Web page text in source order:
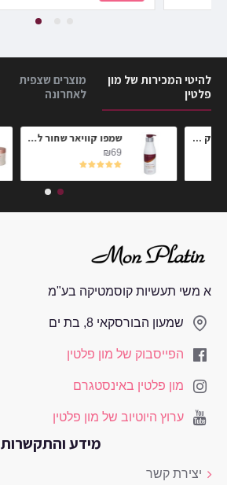
להיטי המכירות של מון
פלטין
מוצרים שצפית
לאחרונה
שמפו לשיער מוחלק הי-לורן פרימיום 1 №
₪69
א משי תעשיות קוסמטיקה בע"מ
שמעון הבורסקאי 8, בת ים
הפייסבוק של מון פלטין
מון פלטין באינסטגרם
ערוץ היוטיוב של מון פלטין
מידע והתקשרות
יצירת קשר